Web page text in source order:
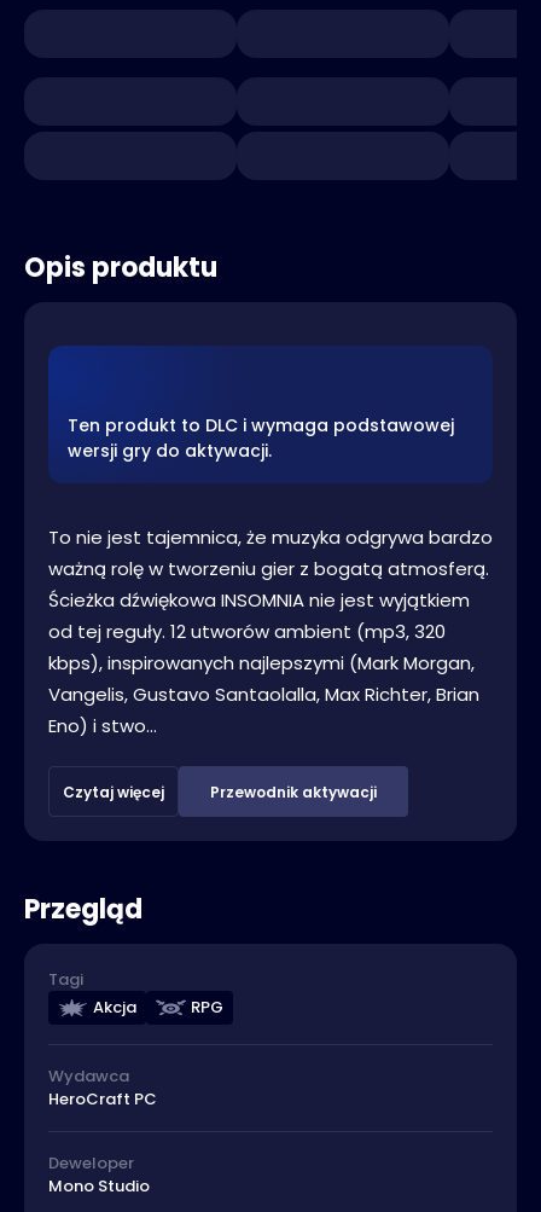
Opis produktu
Ten produkt to DLC i wymaga podstawowej
wersji gry do aktywacji.
To nie jest tajemnica, że muzyka odgrywa bardzo
ważną rolę w tworzeniu gier z bogatą atmosferą.
Ścieżka dźwiękowa INSOMNIA nie jest wyjątkiem
od tej reguły. 12 utworów ambient (mp3, 320
kbps), inspirowanych najlepszymi (Mark Morgan,
Vangelis, Gustavo Santaolalla, Max Richter, Brian
Eno) i stwo...
Czytaj więcej Przewodnik aktywacji
Przegląd
Tagi
Akcja
RPG
Wydawca
HeroCraft PC
Deweloper
Mono Studio